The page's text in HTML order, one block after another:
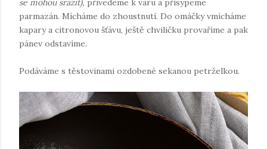
se mohou srazit), přivedeme k varu a přisypeme
parmazán. Mícháme do zhoustnutí. Do omáčky vmícháme
kapary a citronovou šťávu, ještě chviličku provaříme a pak
pánev odstavíme.
Podáváme s těstovinami ozdobené sekanou petrželkou.